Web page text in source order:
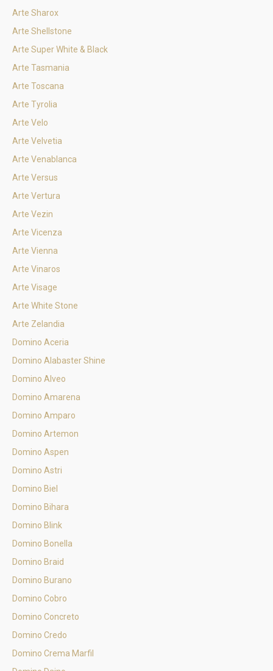
Arte Sharox
Arte Shellstone
Arte Super White & Black
Arte Tasmania
Arte Toscana
Arte Tyrolia
Arte Velo
Arte Velvetia
Arte Venablanca
Arte Versus
Arte Vertura
Arte Vezin
Arte Vicenza
Arte Vienna
Arte Vinaros
Arte Visage
Arte White Stone
Arte Zelandia
Domino Aceria
Domino Alabaster Shine
Domino Alveo
Domino Amarena
Domino Amparo
Domino Artemon
Domino Aspen
Domino Astri
Domino Biel
Domino Bihara
Domino Blink
Domino Bonella
Domino Braid
Domino Burano
Domino Cobro
Domino Concreto
Domino Credo
Domino Crema Marfil